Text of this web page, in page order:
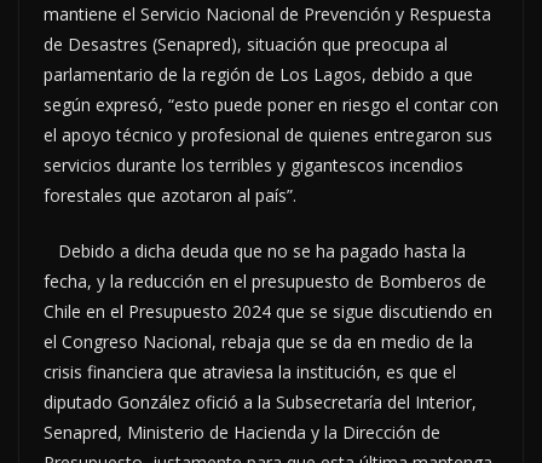
mantiene el Servicio Nacional de Prevención y Respuesta
de Desastres (Senapred), situación que preocupa al
parlamentario de la región de Los Lagos, debido a que
según expresó, “esto puede poner en riesgo el contar con
el apoyo técnico y profesional de quienes entregaron sus
servicios durante los terribles y gigantescos incendios
forestales que azotaron al país”.
Debido a dicha deuda que no se ha pagado hasta la
fecha, y la reducción en el presupuesto de Bomberos de
Chile en el Presupuesto 2024 que se sigue discutiendo en
el Congreso Nacional, rebaja que se da en medio de la
crisis financiera que atraviesa la institución, es que el
diputado González ofició a la Subsecretaría del Interior,
Senapred, Ministerio de Hacienda y la Dirección de